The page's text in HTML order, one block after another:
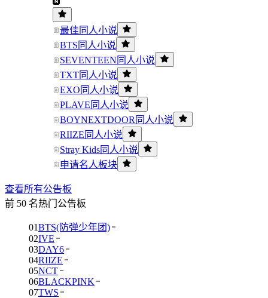
最佳同人小说
BTS同人小说
SEVENTEEN同人小说
TXT同人小说
EXO同人小说
PLAVE同人小说
BOYNEXTDOOR同人小说
RIIZE同人小说
Stray Kids同人小说
申请名人板块
查看所有公告板
前 50 名热门公告板
01BTS(防弹少年团)
02IVE
03DAY6
04RIIZE
05NCT
06BLACKPINK
07TWS